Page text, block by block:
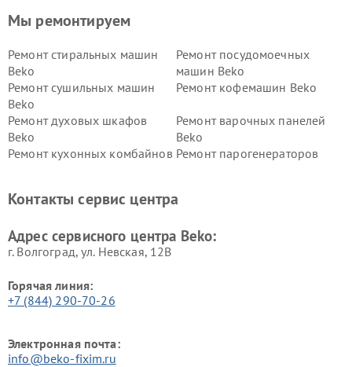
Мы ремонтируем
Ремонт стиральных машин
Beko
Ремонт посудомоечных
машин Beko
Ремонт сушильных машин
Beko
Ремонт кофемашин Beko
Ремонт духовых шкафов
Beko
Ремонт варочных панелей
Beko
Ремонт кухонных комбайнов Ремонт парогенераторов
Ремонт холодильников Beko Ремонт морозильных камер
Контакты сервис центра
Адрес сервисного центра Beko:
г. Волгоград, ул. Невская, 12В
Горячая линия:
+7 (844) 290-70-26
Электронная почта:
info@beko-fixim.ru